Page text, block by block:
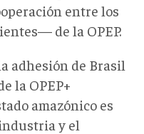
entre los
— de la OPEP.
adhesión de Brasil
la OPEP+
amazónico es
y el